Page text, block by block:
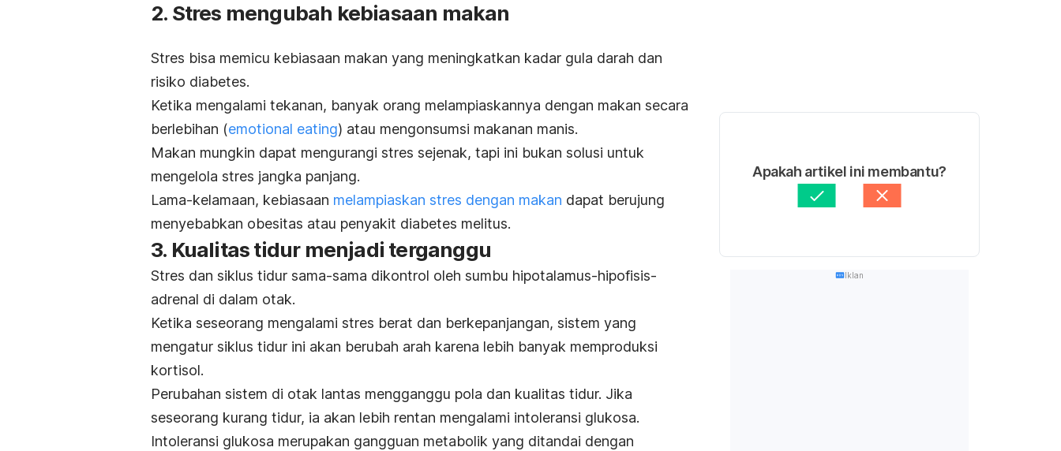
2. Stres mengubah kebiasaan makan
Stres bisa memicu kebiasaan makan yang meningkatkan kadar gula darah dan
risiko diabetes.
Ketika mengalami tekanan, banyak orang melampiaskannya dengan makan secara
berlebihan (emotional eating) atau mengonsumsi makanan manis.
Makan mungkin dapat mengurangi stres sejenak, tapi ini bukan solusi untuk
mengelola stres jangka panjang.
Lama-kelamaan, kebiasaan melampiaskan stres dengan makan dapat berujung
menyebabkan obesitas atau penyakit diabetes melitus.
3. Kualitas tidur menjadi terganggu
Stres dan siklus tidur sama-sama dikontrol oleh sumbu hipotalamus-hipofisis-
adrenal di dalam otak.
Ketika seseorang mengalami stres berat dan berkepanjangan, sistem yang
mengatur siklus tidur ini akan berubah arah karena lebih banyak memproduksi
kortisol.
Perubahan sistem di otak lantas mengganggu pola dan kualitas tidur. Jika
seseorang kurang tidur, ia akan lebih rentan mengalami intoleransi glukosa.
Intoleransi glukosa merupakan gangguan metabolik yang ditandai dengan
Apakah artikel ini membantu?
Iklan